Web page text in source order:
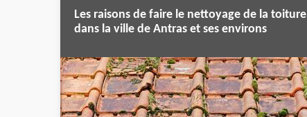
Les raisons de faire le nettoyage de la toiture
dans la ville de Antras et ses environs